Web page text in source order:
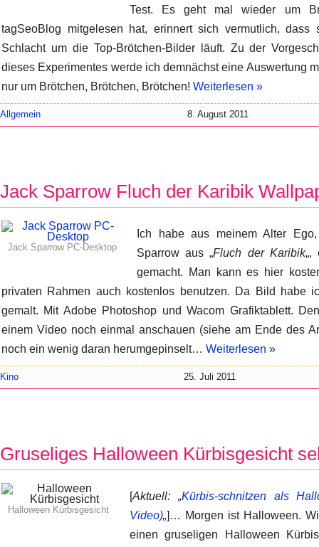
Test. Es geht mal wieder um
tagSeoBlog mitgelesen hat, erinnert sich vermutlich, dass
Schlacht um die Top-Brötchen-Bilder läuft. Zu der
dieses Experimentes werde ich demnächst eine Auswertung
nur um Brötchen, Brötchen, Brötchen! Weiterlesen »
Allgemein 8. August 2011
Jack Sparrow Fluch der Karibik
Jack Sparrow PC-Desktop
Ich habe aus meinem Alter
Sparrow aus „Fluch der Karibik„,
gemacht. Man kann es hier
privaten Rahmen auch kostenlos benutzen. Da Bild habe
gemalt. Mit Adobe Photoshop und Wacom Grafiktablett.
einem Video noch einmal anschauen (siehe am Ende des
noch ein wenig daran herumgepinselt… Weiterlesen »
Kino 25. Juli 2011
Gruseliges Halloween Kürbisgesicht
Halloween Kürbisgesicht
[Aktuell: „Kürbis-schnitzen als
Video)„]… Morgen ist Halloween.
einen gruseligen Halloween